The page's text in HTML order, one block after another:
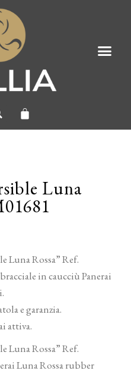
Luna
Luna Rossa” Ref.
in caucciù Panerai
e garanzia.
attiva.
Luna Rossa” Ref.
Luna Rossa rubber